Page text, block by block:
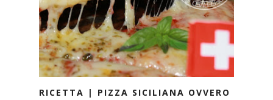
RICETTA | PIZZA SICILIANA OVVERO